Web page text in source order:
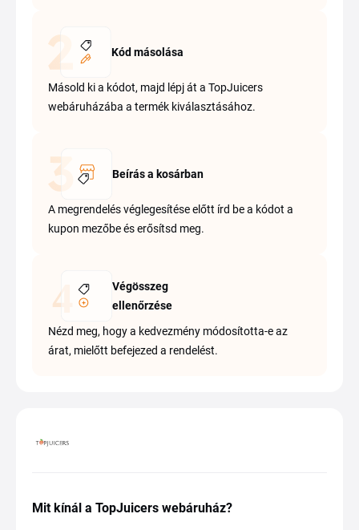
Kód másolása
Másold ki a kódot, majd lépj át a TopJuicers
webáruházába a termék kiválasztásához.
Beírás a kosárban
A megrendelés véglegesítése előtt írd be a kódot a
kupon mezőbe és erősítsd meg.
Végösszeg
ellenőrzése
Nézd meg, hogy a kedvezmény módosította-e az
árat, mielőtt befejezed a rendelést.
Mit kínál a TopJuicers webáruház?